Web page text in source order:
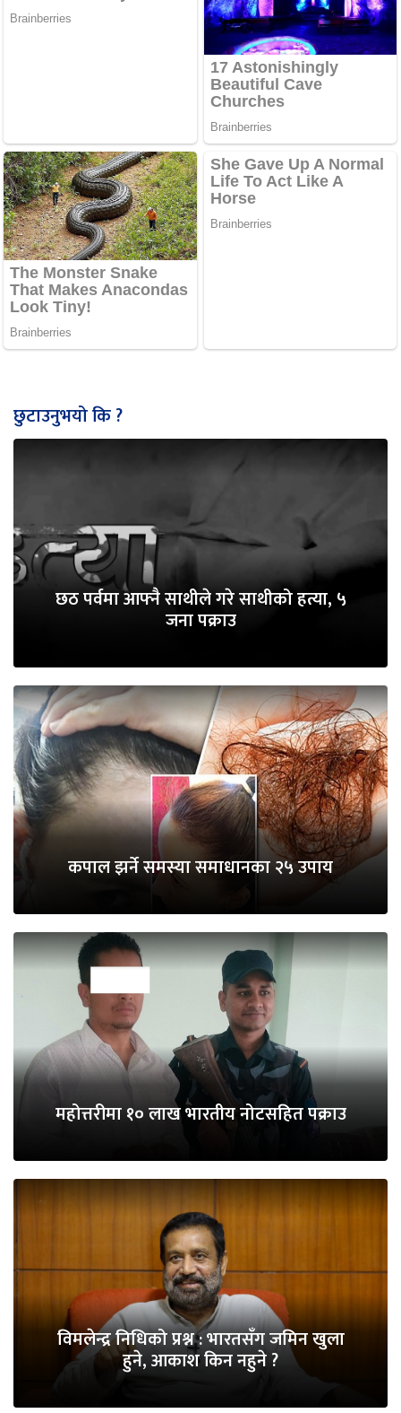
छुटाउनुभयो कि ?
छठ पर्वमा आफ्नै साथीले गरे साथीको हत्या, ५
जना पक्राउ
कपाल झर्ने समस्या समाधानका २५ उपाय
महोत्तरीमा १० लाख भारतीय नोटसहित पक्राउ
विमलेन्द्र निधिको प्रश्न : भारतसँग जमिन खुला
हुने, आकाश किन नहुने ?